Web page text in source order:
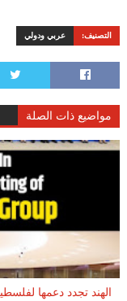
التصنيف: عربي ودولي
مواضيع ذات الصلة
الهند تجدد دعمها